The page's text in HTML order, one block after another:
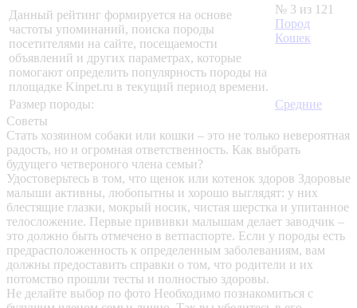
Данный рейтинг формируется на основе
частоты упоминаний, поиска породы
посетителями на сайте, посещаемости
объявлений и других параметрах, которые
помогают определить популярность породы на
площадке Kinpet.ru в текущий период времени.
№ 3 из 121
Пород
Кошек
Размер породы:
Средние
Советы
Стать хозяином собаки или кошки – это не только невероятная
радость, но и огромная ответственность. Как выбрать
будущего четвероного члена семьи?
Удостоверьтесь в том, что щенок или котенок здоров Здоровые
малыши активны, любопытны и хорошо выглядят: у них
блестящие глазки, мокрый носик, чистая шерстка и упитанное
телосложение. Первые прививки малышам делает заводчик –
это должно быть отмечено в ветпаспорте. Если у породы есть
предрасположенность к определенным заболеваниям, вам
должны предоставить справки о том, что родители и их
потомство прошли тесты и полностью здоровы.
Не делайте выбор по фото Необходимо познакомиться с